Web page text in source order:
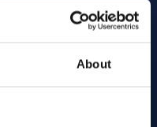
About